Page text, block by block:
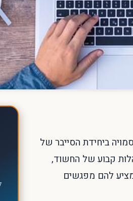
נפתחה חקירה סמויה ביחידת הסייבר של
התנהלות קבוע של החשוד,
להם מפגשים